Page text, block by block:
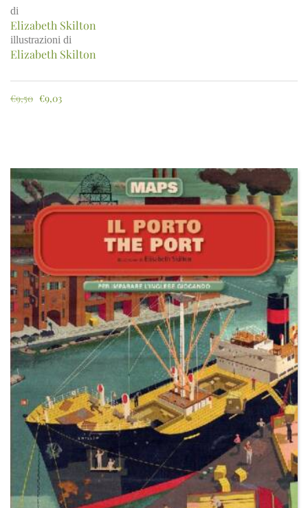
di
Elizabeth Skilton
illustrazioni di
Elizabeth Skilton
€9,50 €9,03